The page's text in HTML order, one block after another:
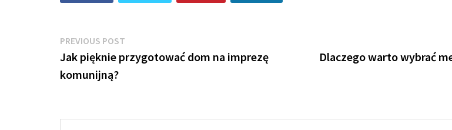
Nawigacja
wpisu
PREVIOUS POST
post:
Jak pięknie przygotować dom na imprezę
komunijną?
Dlaczego warto wybrać